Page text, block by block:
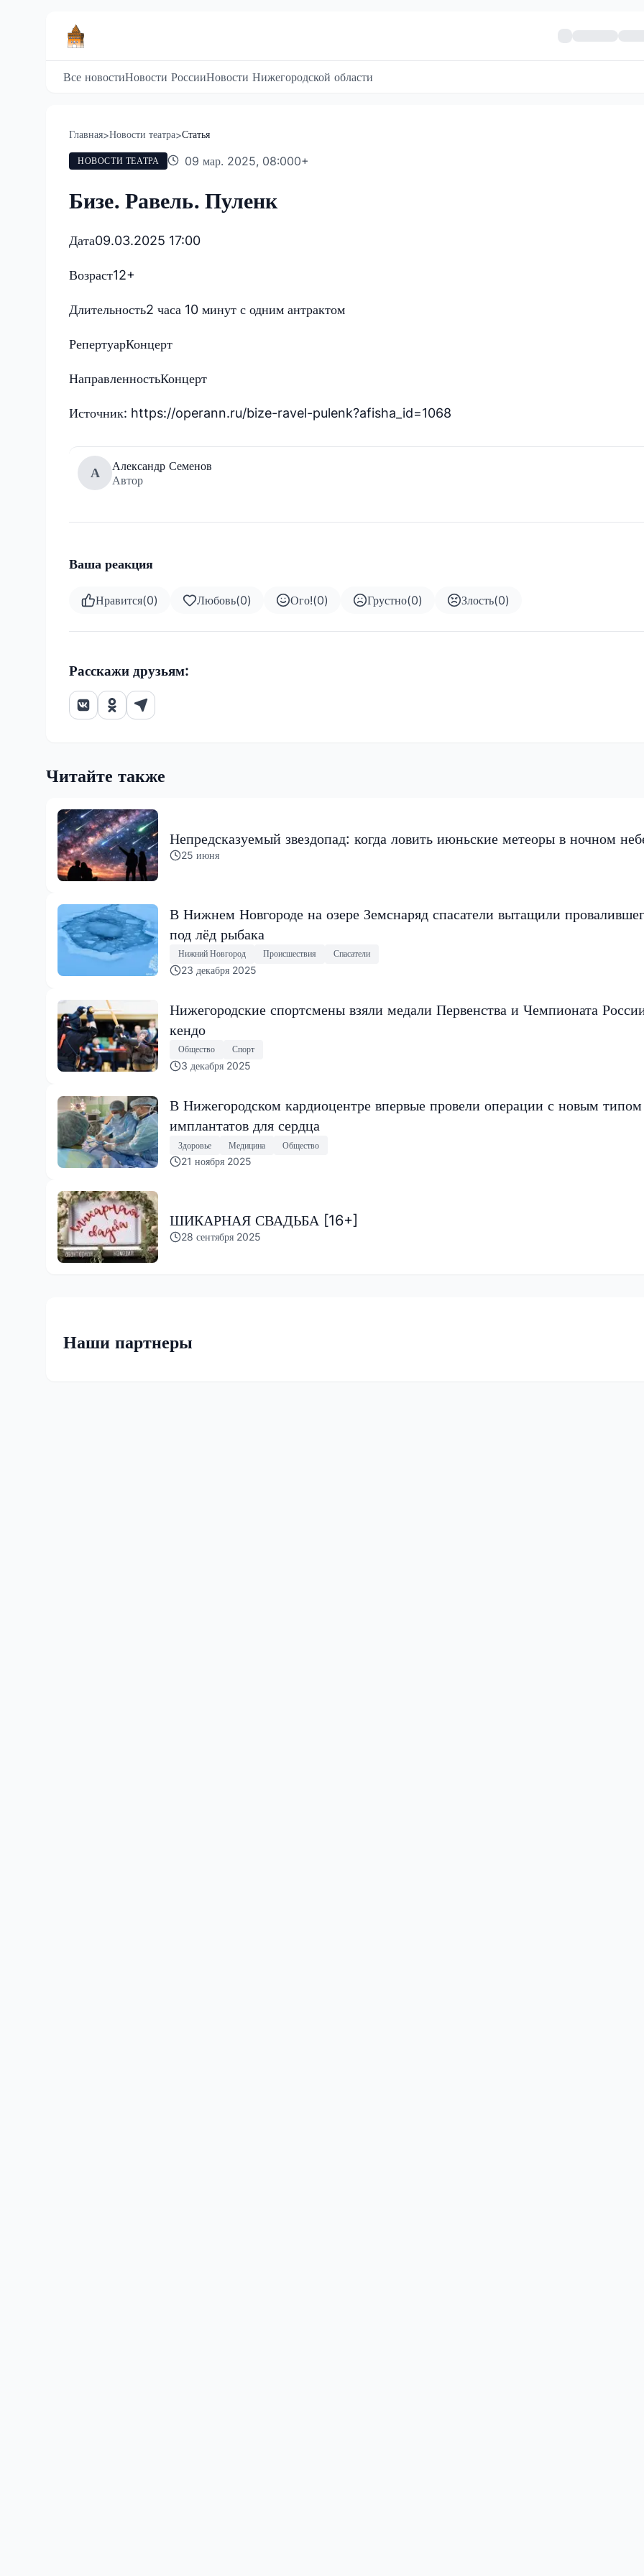
Все новостиНовости РоссииНовости Нижегородской области
Главная>Новости театра>Статья
НОВОСТИ ТЕАТРА 09 мар. 2025, 08:000+
Бизе. Равель. Пуленк
Дата09.03.2025 17:00
Возраст12+
Длительность2 часа 10 минут с одним антрактом
РепертуарКонцерт
НаправленностьКонцерт
Источник: https://operann.ru/bize-ravel-pulenk?afisha_id=1068
А
Александр Семенов
Автор
Ваша реакция
Нравится(0) Любовь(0) Ого!(0) Грустно(0) Злость(0)
Расскажи друзьям:
Читайте также
Непредсказуемый звездопад: когда ловить июньские метеоры в ночном
25 июня
В Нижнем Новгороде на озере Земснаряд спасатели вытащили
под лёд рыбака
Нижний Новгород Происшествия Спасатели
23 декабря 2025
Нижегородские спортсмены взяли медали Первенства и Чемпионата
кендо
Общество Спорт
3 декабря 2025
В Нижегородском кардиоцентре впервые провели операции с новым типом
имплантатов для сердца
Здоровье Медицина Общество
21 ноября 2025
ШИКАРНАЯ СВАДЬБА [16+]
28 сентября 2025
Наши партнеры